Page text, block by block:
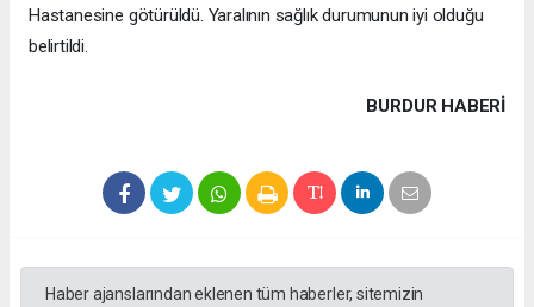
Hastanesine götürüldü. Yaralının sağlık durumunun iyi olduğu
belirtildi.
BURDUR HABERİ
Haber ajanslarından eklenen tüm haberler, sitemizin